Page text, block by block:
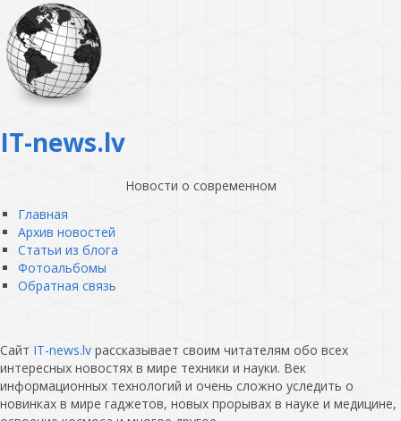
IT-news.lv
Новости о современном
Главная
Архив новостей
Статьи из блога
Фотоальбомы
Обратная связь
Сайт IT-news.lv рассказывает своим читателям обо всех
интересных новостях в мире техники и науки. Век
информационных технологий и очень сложно уследить о
новинках в мире гаджетов, новых прорывах в науке и медицине,